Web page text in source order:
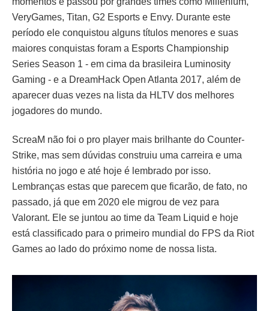
VeryGames, Titan, G2 Esports e Envy. Durante este
período ele conquistou alguns títulos menores e suas
maiores conquistas foram a Esports Championship
Series Season 1 - em cima da brasileira Luminosity
Gaming - e a DreamHack Open Atlanta 2017, além de
aparecer duas vezes na lista da HLTV dos melhores
jogadores do mundo.
ScreaM não foi o pro player mais brilhante do Counter-
Strike, mas sem dúvidas construiu uma carreira e uma
história no jogo e até hoje é lembrado por isso.
Lembranças estas que parecem que ficarão, de fato, no
passado, já que em 2020 ele migrou de vez para
Valorant. Ele se juntou ao time da Team Liquid e hoje
está classificado para o primeiro mundial do FPS da Riot
Games ao lado do próximo nome de nossa lista.